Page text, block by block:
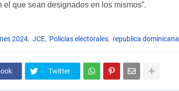
el que sean designados en los mismos”.
2024 JCE Policías electorales republica dominicana
Twitter